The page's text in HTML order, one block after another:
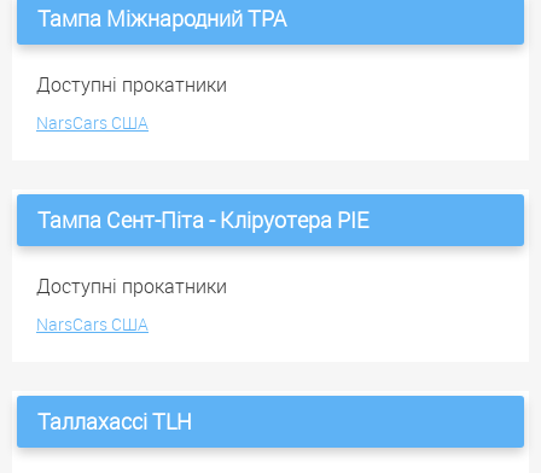
Тампа Міжнародний TPA
Доступні прокатники
NarsCars США
Тампа Сент-Піта - Кліруотера PIE
Доступні прокатники
NarsCars США
Таллахассі TLH